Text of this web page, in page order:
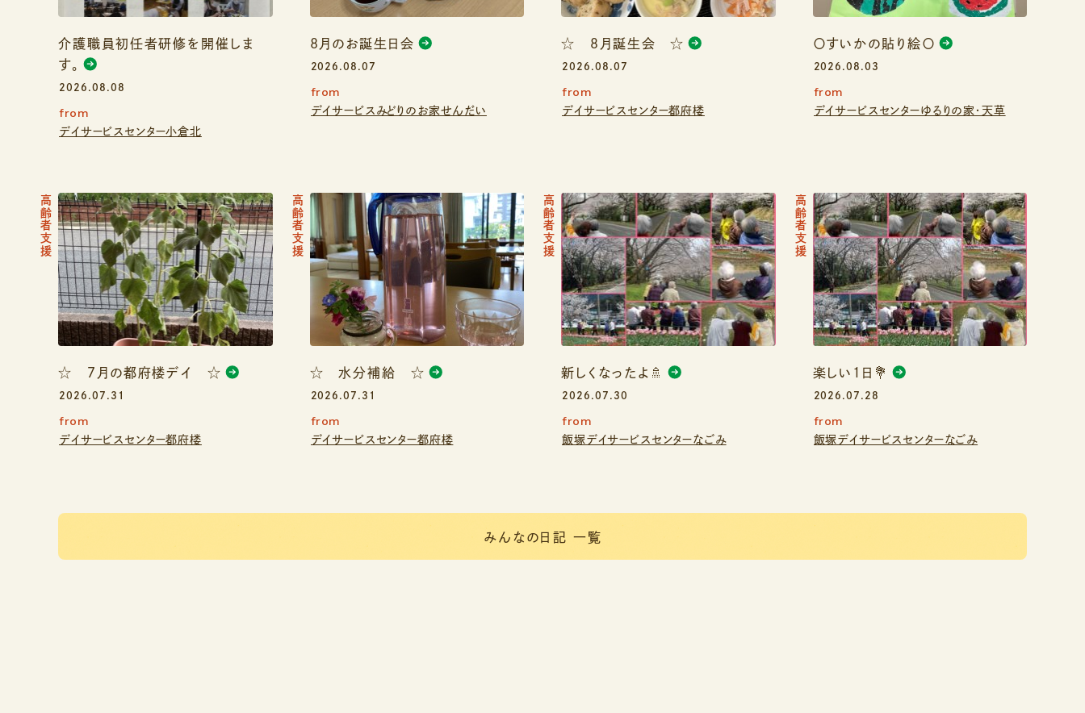
介護職員初任者研修を開催しま
す。
2026.08.08
from
デイサービスセンター小倉北
8月のお誕生日会
2026.08.07
from
デイサービスみどりのお家せんだい
☆ ８月誕生会 ☆
2026.08.07
from
デイサービスセンター都府楼
〇すいかの貼り絵〇
2026.08.03
from
デイサービスセンターゆるりの家・天草
☆ ７月の都府楼デイ ☆
2026.07.31
from
デイサービスセンター都府楼
高齢者支援
☆ 水分補給 ☆
2026.07.31
from
デイサービスセンター都府楼
高齢者支援
新しくなったよ🚿
2026.07.30
from
飯塚デイサービスセンターなごみ
高齢者支援
楽しい１日💐
2026.07.28
from
飯塚デイサービスセンターなごみ
高齢者支援
みんなの日記 一覧